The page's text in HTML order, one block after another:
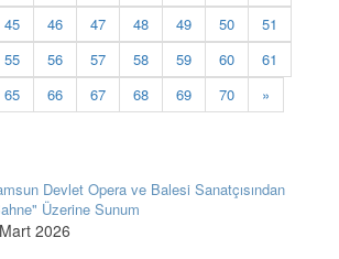
45 46 47 48 49 50
51
55 56 57 58 59 60
61
65 66 67 68 69 70 »
Devlet Opera ve Balesi Sanatçısından
Üzerine Sunum
2026